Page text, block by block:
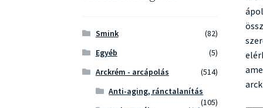
Smink
(82)
Egyéb
(5)
Arckrém - arcápolás
(514)
Anti-aging, ránctalanítás
(105)